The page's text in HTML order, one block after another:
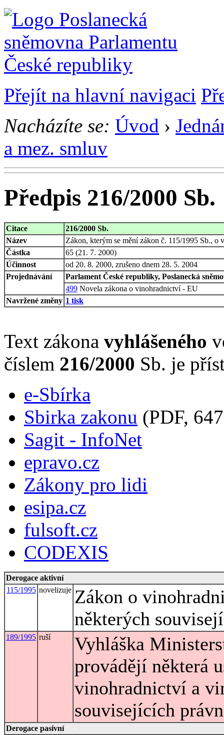
Přejít na hlavní navigaci
Nacházíte se: Úvod ›
a mez. smluv
Předpis 216/2000 Sb.
Citace
216/2000 Sb.
Název
Zákon, kterým se mění zákon č. 115/1995 Sb.,
Částka
65 (21. 7. 2000)
Účinnost
od 20. 8. 2000, zrušeno dnem 28. 5. 2004
Projednávání
Parlament České republiky, Poslanecká
499 Novela zákona o vinohradnictví - EU
Navržené změny 1 tisk
Text zákona vyhlášeného
číslem 216/2000 Sb. je
e-Sbírka
Sbirka zakonu (PDF,
Sagit - InfoNet
epravo.cz
Zákony pro lidi
esipa.cz
fulsoft.cz
CODEXIS
Derogace aktivní
115/1995 novelizuje Zákon o
některých
189/1995 ruší
Vyhláška
provádějí některá
vinohradnictví a
souvisejících
Derogace pasivní